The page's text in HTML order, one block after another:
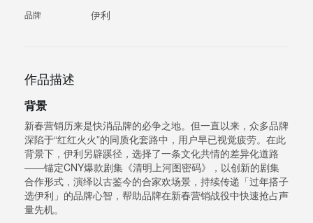
品牌 伊利
作品描述
背景
新春营销历来是快消品牌的必争之地。但一直以来，众多品牌
深陷于“红红火火”的同质化套路中，用户早已视觉疲劳。在此
背景下，伊利另辟蹊径，选择了一条文化共情的差异化道路
——锚定CNY爆款剧集《清明上河图密码》，以创新的剧集
合作形式，演绎以古鉴今的合家欢场景，持续传递「过年搭子
选伊利」的品牌心智，帮助品牌在新春营销战役中快速抢占声
量先机。